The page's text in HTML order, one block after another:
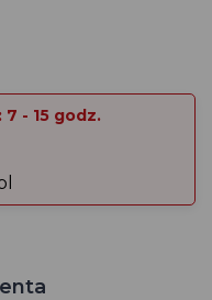
- 15 godz.